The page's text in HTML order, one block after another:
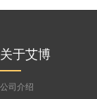
关于艾博
公司介绍